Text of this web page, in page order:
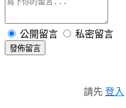
公開留言 私密留言
發佈留言
請先 登入